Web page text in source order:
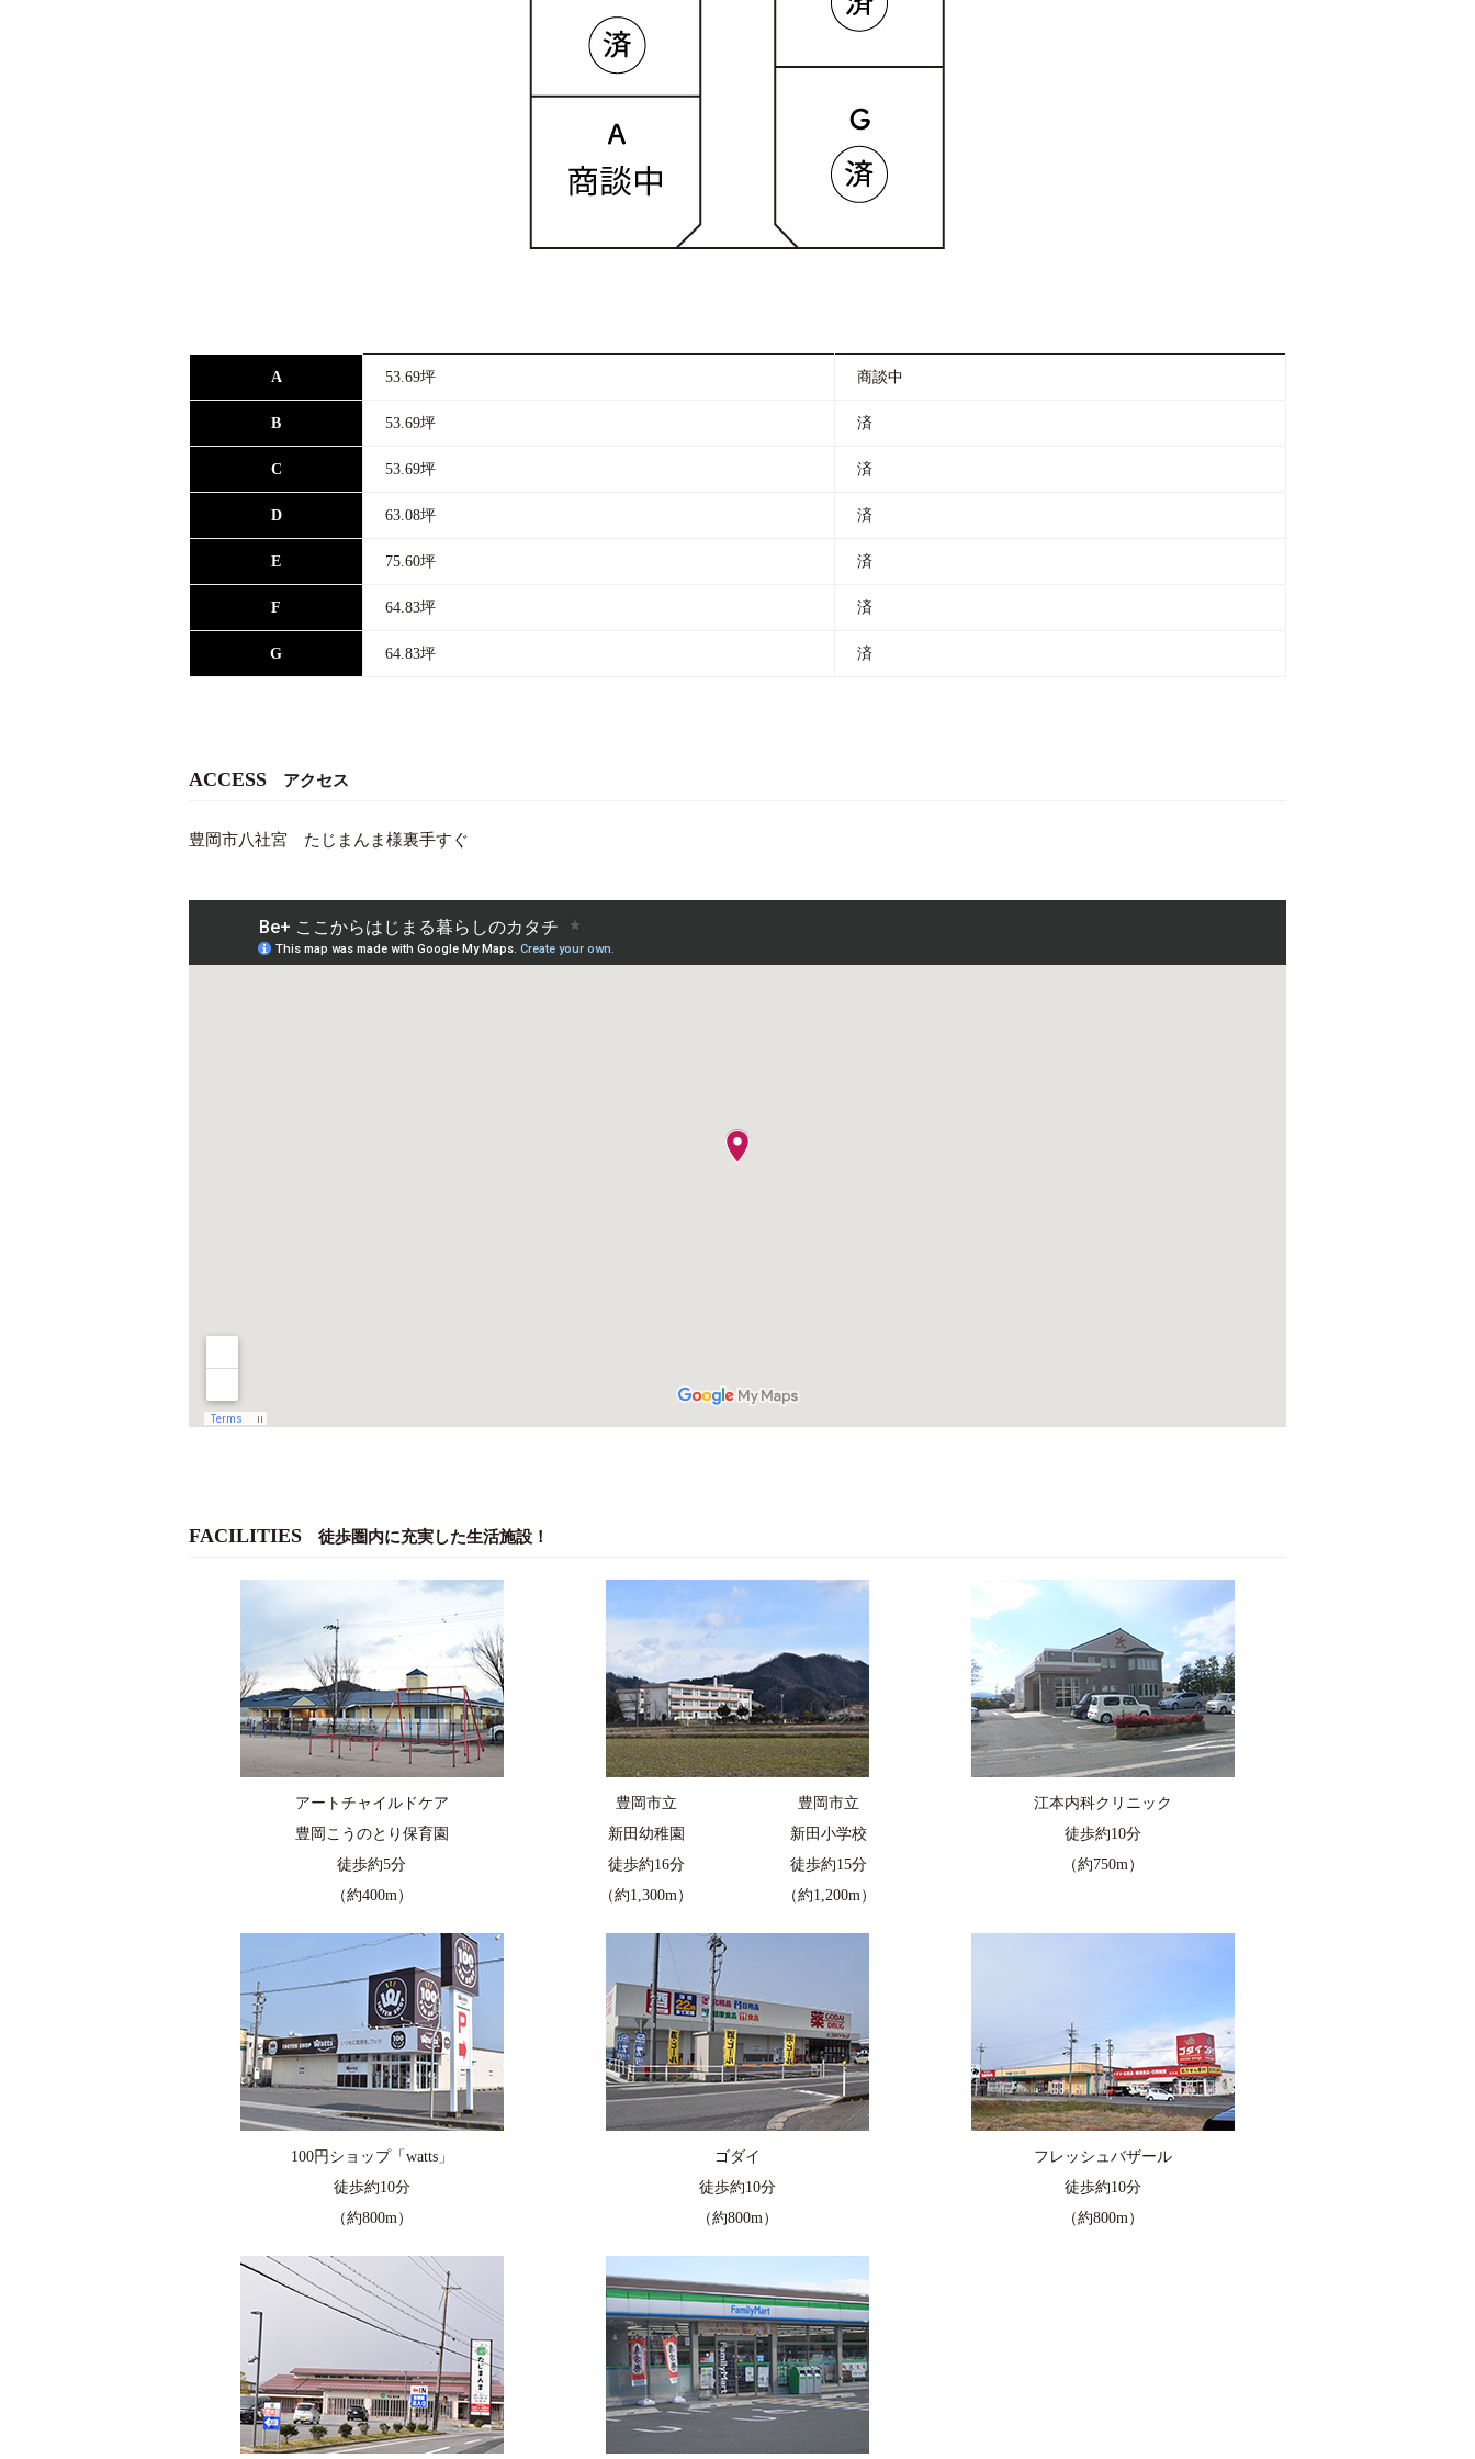
A 53.69坪 商談中
B 53.69坪 済
C 53.69坪 済
D 63.08坪 済
E 75.60坪 済
F 64.83坪 済
G 64.83坪 済
ACCESS アクセス
豊岡市八社宮 たじまんま様裏手すぐ
FACILITIES 徒歩圏内に充実した生活施設！
アートチャイルドケア
豊岡こうのとり保育園
徒歩約5分
（約400m）
豊岡市立
新田幼稚園
徒歩約16分
（約1,300m）
豊岡市立
新田小学校
徒歩約15分
（約1,200m）
江本内科クリニック
徒歩約10分
（約750m）
100円ショップ「watts」
徒歩約10分
（約800m）
ゴダイ
徒歩約10分
（約800m）
フレッシュバザール
徒歩約10分
（約800m）